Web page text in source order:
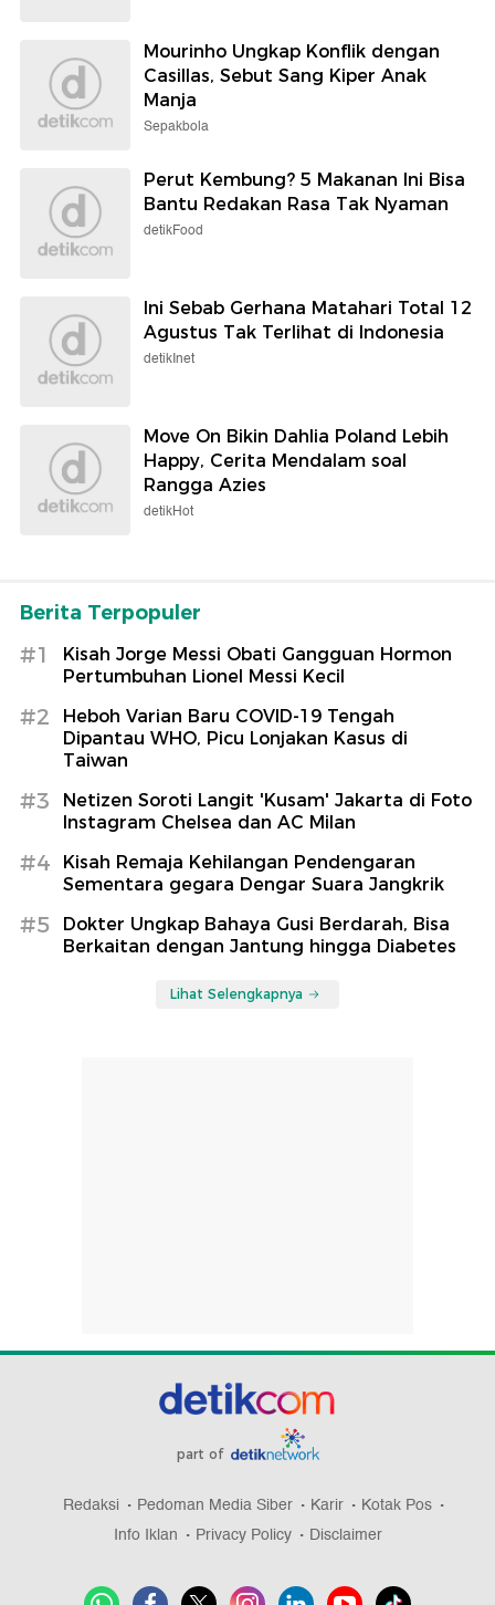
Mourinho Ungkap Konflik dengan
Casillas, Sebut Sang Kiper Anak
Manja
Sepakbola
Perut Kembung? 5 Makanan Ini Bisa
Bantu Redakan Rasa Tak Nyaman
detikFood
Ini Sebab Gerhana Matahari Total 12
Agustus Tak Terlihat di Indonesia
detikInet
Move On Bikin Dahlia Poland Lebih
Happy, Cerita Mendalam soal
Rangga Azies
detikHot
Berita Terpopuler
#1
Kisah Jorge Messi Obati Gangguan Hormon
Pertumbuhan Lionel Messi Kecil
#2
Heboh Varian Baru COVID-19 Tengah
Dipantau WHO, Picu Lonjakan Kasus di
Taiwan
#3
Netizen Soroti Langit 'Kusam' Jakarta di Foto
Instagram Chelsea dan AC Milan
#4
Kisah Remaja Kehilangan Pendengaran
Sementara gegara Dengar Suara Jangkrik
#5
Dokter Ungkap Bahaya Gusi Berdarah, Bisa
Berkaitan dengan Jantung hingga Diabetes
Lihat Selengkapnya
part of
Redaksi Pedoman Media Siber Karir
Kotak Pos
Info Iklan
Privacy Policy Disclaimer